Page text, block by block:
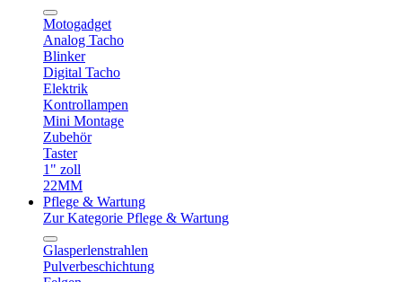
Motogadget
Analog Tacho
Blinker
Digital Tacho
Elektrik
Kontrollampen
Mini Montage
Zubehör
Taster
1" zoll
22MM
Pflege & Wartung
Zur Kategorie Pflege & Wartung
Glasperlenstrahlen
Pulverbeschichtung